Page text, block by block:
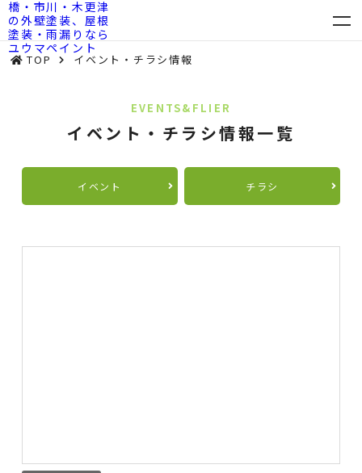
TOP イベント・チラシ情報
EVENTS&FLIER
イベント・チラシ情報一覧
イベント チラシ